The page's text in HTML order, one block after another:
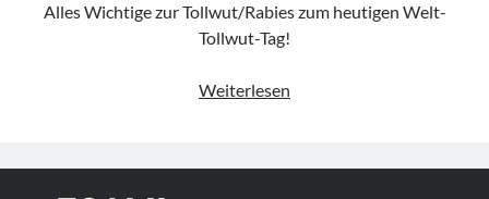
Alles Wichtige zur Tollwut/Rabies zum heutigen Welt-
Tollwut-Tag!
Weiterlesen
Tollwut-